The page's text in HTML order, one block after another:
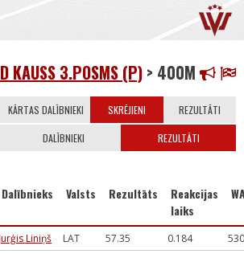
KAUSS 3.POSMS (P) > 400M
KĀRTAS DALĪBNIEKI SKRĒJIENI REZULTĀTI
DALĪBNIEKI REZULTĀTI
Dalībnieks Valsts Rezultāts
Reakcijas
laiks
Liniņš LAT 57.35 0.184
530